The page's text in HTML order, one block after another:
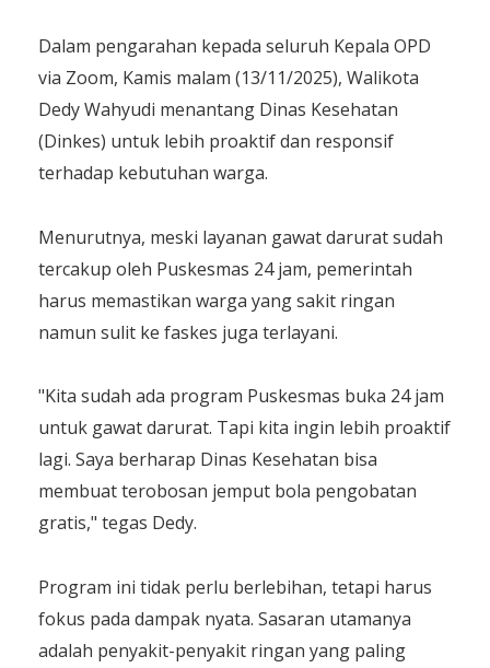
Dalam pengarahan kepada seluruh Kepala OPD
via Zoom, Kamis malam (13/11/2025), Walikota
Dedy Wahyudi menantang Dinas Kesehatan
(Dinkes) untuk lebih proaktif dan responsif
terhadap kebutuhan warga.
Menurutnya, meski layanan gawat darurat sudah
tercakup oleh Puskesmas 24 jam, pemerintah
harus memastikan warga yang sakit ringan
namun sulit ke faskes juga terlayani.
"Kita sudah ada program Puskesmas buka 24 jam
untuk gawat darurat. Tapi kita ingin lebih proaktif
lagi. Saya berharap Dinas Kesehatan bisa
membuat terobosan jemput bola pengobatan
gratis," tegas Dedy.
Program ini tidak perlu berlebihan, tetapi harus
fokus pada dampak nyata. Sasaran utamanya
adalah penyakit-penyakit ringan yang paling